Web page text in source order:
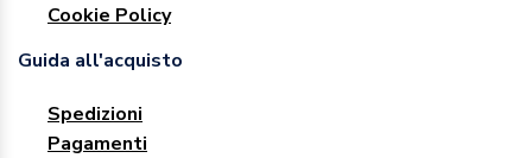
Cookie Policy
Guida all'acquisto
Spedizioni
Pagamenti